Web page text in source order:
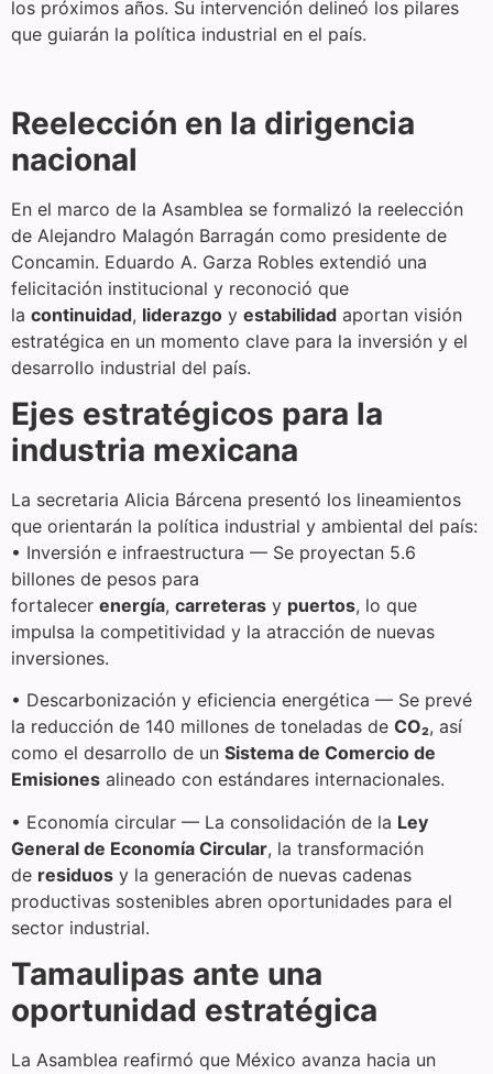
los próximos años. Su intervención delineó los pilares
que guiarán la política industrial en el país.
Reelección en la dirigencia
nacional
En el marco de la Asamblea se formalizó la reelección
de Alejandro Malagón Barragán como presidente de
Concamin. Eduardo A. Garza Robles extendió una
felicitación institucional y reconoció que
la continuidad, liderazgo y estabilidad aportan visión
estratégica en un momento clave para la inversión y el
desarrollo industrial del país.
Ejes estratégicos para la
industria mexicana
La secretaria Alicia Bárcena presentó los lineamientos
que orientarán la política industrial y ambiental del país:
• Inversión e infraestructura — Se proyectan 5.6
billones de pesos para
fortalecer energía, carreteras y puertos, lo que
impulsa la competitividad y la atracción de nuevas
inversiones.
• Descarbonización y eficiencia energética — Se prevé
la reducción de 140 millones de toneladas de CO₂, así
como el desarrollo de un Sistema de Comercio de
Emisiones alineado con estándares internacionales.
• Economía circular — La consolidación de la Ley
General de Economía Circular, la transformación
de residuos y la generación de nuevas cadenas
productivas sostenibles abren oportunidades para el
sector industrial.
Tamaulipas ante una
oportunidad estratégica
La Asamblea reafirmó que México avanza hacia un